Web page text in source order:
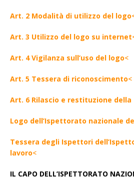
Art. 2 Modalità di utilizzo del logo
Art. 3 Utilizzo del logo su internet
Art. 4 Vigilanza sull’uso del logo<
Art. 5 Tessera di riconoscimento<
Art. 6 Rilascio e restituzione della
Logo dell’Ispettorato nazionale
Tessera degli Ispettori
lavoro<
IL CAPO DELL’ISPETTORATO